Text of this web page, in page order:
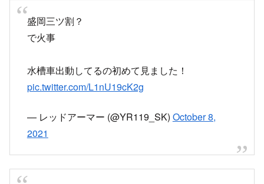
盛岡三ツ割？
で火事
水槽車出動してるの初めて見ました！
pic.twitter.com/L1nU19cK2g
— レッドアーマー (@YR119_SK) October 8,
2021